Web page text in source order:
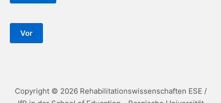
Copyright © 2026 Rehabilitationswissenschaften ESE /